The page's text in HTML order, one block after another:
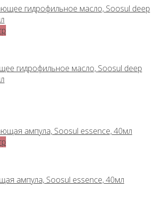
₽.
гидрофильное масло, Soosul deep
₽.
ампула, Soosul essence, 40мл